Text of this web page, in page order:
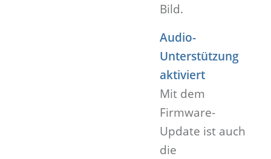
Bild.
Audio-
Unterstützung
aktiviert
Mit dem
Firmware-
Update ist auch
die